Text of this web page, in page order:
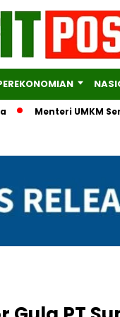
UMKM Serahkan